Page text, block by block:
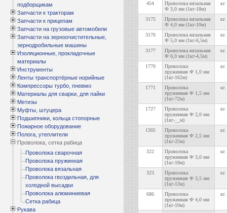
подборщикам
Запчасти к тракторам
Запчасти к прицепам
Запчасти на грузовые автомобили
Запчасти на зерноочистительные,
зернодробильные машины
Изоляционные, прокладочные
материалы
Инструменты
Ленты транспортёрные норийные
Компрессоры турбо, пневмо
Материалы для сварки, для пайки
Метизы
Муфты, штуцера
Подшипники, кольца стопорные
Пожарное оборудование
Полога, утеплители
Проволока, сетка рабица
Проволока сварочная
Проволока пружинная
Проволока вязальная
Проволока гвоздильная, для
холодной высадки
Проволока алюминиевая
Сетка рабица
Рукава
454
Проволока вязальная
Ф 3,0 мм (1кг-18м)
кг.
3175
Проволока вязальная
Ф 4,0 мм (1кг-10м)
кг.
3176
Проволока вязальная
Ф 5,0 мм (1кг-6,5м)
кг.
3177
Проволока вязальная
Ф 6,0 мм (1кг-4,5м)
кг.
1770
Проволока
пружинная Ф 1,0 мм
(1кг-162м)
кг.
1771
Проволока
пружинная Ф 1,5 мм
(1кг-72м)
кг.
1727
Проволока
пружинная Ф 2,0 мм
(1кг-__м)
кг.
1305
Проволока
пружинная Ф 2,5 мм
(1кг-25м)
кг.
322
Проволока
пружинная Ф 3,0 мм
(1кг-18м)
кг.
323
Проволока
пружинная Ф 3,5 мм
(1кг-13м)
кг.
686
Проволока
пружинная Ф 4,0 мм
(1кг-10м)
кг.